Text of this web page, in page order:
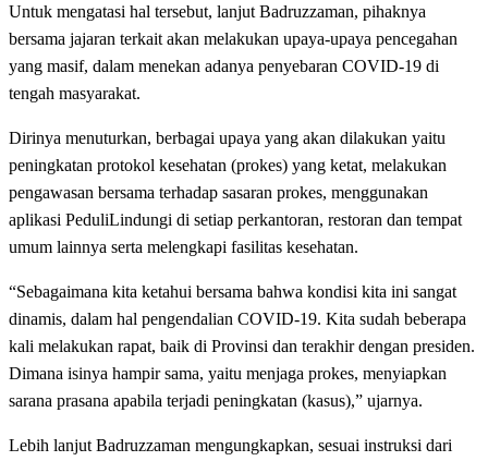
Untuk mengatasi hal tersebut, lanjut Badruzzaman, pihaknya
bersama jajaran terkait akan melakukan upaya-upaya pencegahan
yang masif, dalam menekan adanya penyebaran COVID-19 di
tengah masyarakat.
Dirinya menuturkan, berbagai upaya yang akan dilakukan yaitu
peningkatan protokol kesehatan (prokes) yang ketat, melakukan
pengawasan bersama terhadap sasaran prokes, menggunakan
aplikasi PeduliLindungi di setiap perkantoran, restoran dan tempat
umum lainnya serta melengkapi fasilitas kesehatan.
“Sebagaimana kita ketahui bersama bahwa kondisi kita ini sangat
dinamis, dalam hal pengendalian COVID-19. Kita sudah beberapa
kali melakukan rapat, baik di Provinsi dan terakhir dengan presiden.
Dimana isinya hampir sama, yaitu menjaga prokes, menyiapkan
sarana prasana apabila terjadi peningkatan (kasus),” ujarnya.
Lebih lanjut Badruzzaman mengungkapkan, sesuai instruksi dari